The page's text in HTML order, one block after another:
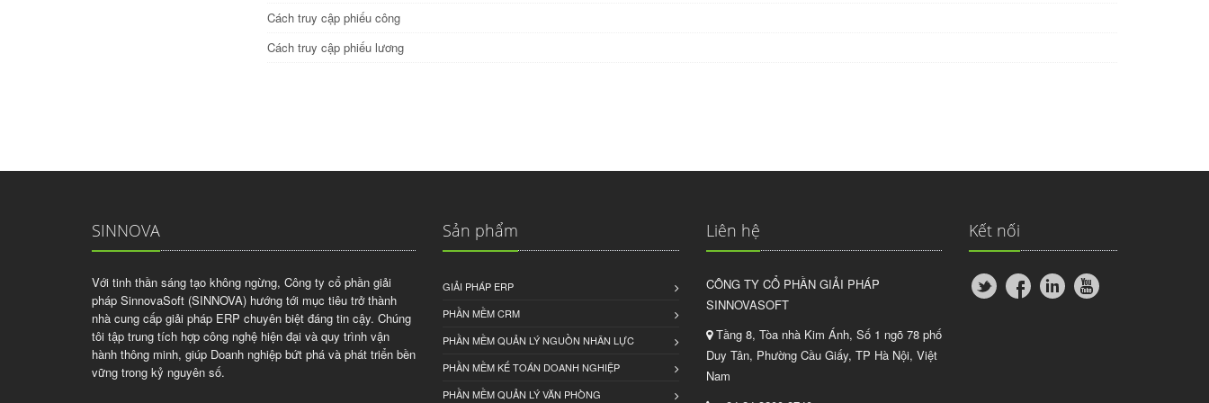
Cách truy cập phiếu công
Cách truy cập phiếu lương
SINNOVA
Với tinh thần sáng tạo không ngừng, Công ty cổ phần giải
pháp SinnovaSoft (SINNOVA) hướng tới mục tiêu trở thành
nhà cung cấp giải pháp ERP chuyên biệt đáng tin cậy. Chúng
tôi tập trung tích hợp công nghệ hiện đại và quy trình vận
hành thông minh, giúp Doanh nghiệp bứt phá và phát triển bền
vững trong kỷ nguyên số.
Sản phẩm
GIẢI PHÁP ERP
PHẦN MỀM CRM
PHẦN MỀM QUẢN LÝ NGUỒN NHÂN LỰC
PHẦN MỀM KẾ TOÁN DOANH NGHIỆP
PHẦN MỀM QUẢN LÝ VĂN PHÒNG
Liên hệ
CÔNG TY CỔ PHẦN GIẢI PHÁP
SINNOVASOFT
Tầng 8, Tòa nhà Kim Ánh, Số 1 ngõ 78 phố
Duy Tân, Phường Cầu Giấy, TP Hà Nội, Việt
Nam
Kết nối